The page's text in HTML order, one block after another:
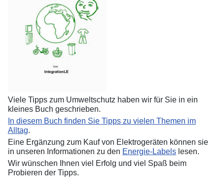
Viele Tipps zum Umweltschutz haben wir für Sie in ein
kleines Buch geschrieben.
In diesem Buch finden Sie Tipps zu vielen Themen im
Alltag.
Eine Ergänzung zum Kauf von Elektrogeräten können sie
in unseren Informationen zu den Energie-Labels lesen.
Wir wünschen Ihnen viel Erfolg und viel Spaß beim
Probieren der Tipps.